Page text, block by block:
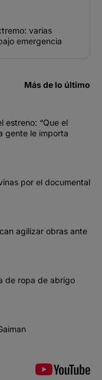
varias
emergencia
Más de lo último
estreno: “Que el
gente le importa
por el documental
agilizar obras ante
de ropa de abrigo